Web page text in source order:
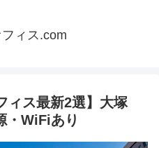
ィス.com
ィス最新2選】大塚
・WiFiあり